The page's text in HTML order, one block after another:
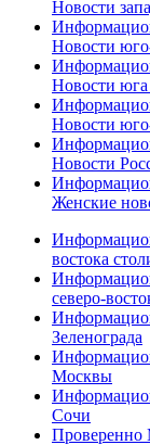
Новости
Новости
Новости
Новости
Новости
Женские
востока
северо-
Зеленограда
Москвы
Сочи
Проверенно